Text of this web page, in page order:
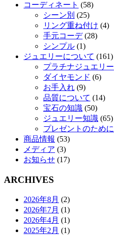
コーディネート (58)
シーン別 (25)
リング重ね付け (4)
手元コーデ(28)
シンプル (1)
ジュエリーについて (161)
プラチナジュエリー
ダイヤモンド (6)
お手入れ (9)
品質について (14)
宝石の知識 (50)
ジュエリー知識 (65)
プレゼントのために
商品情報 (53)
メディア (3)
お知らせ (17)
ARCHIVES
2026年8月 (2)
2026年7月 (1)
2026年4月 (1)
2025年2月 (1)